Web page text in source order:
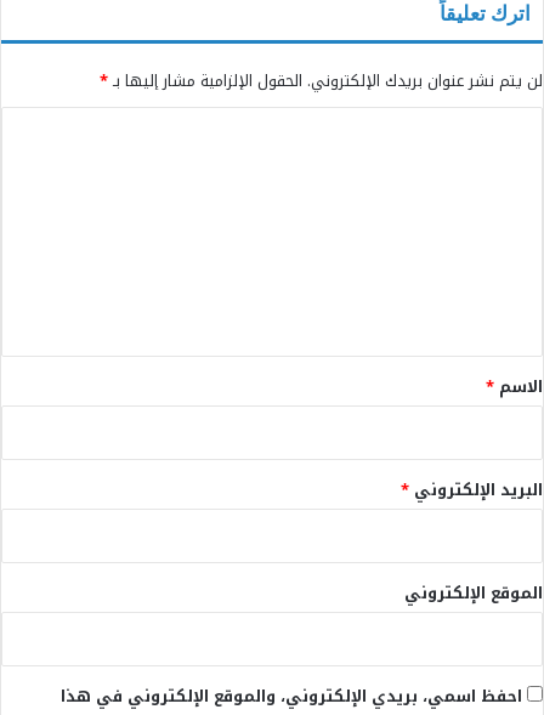
اترك تعليقاً
لن يتم نشر عنوان بريدك الإلكتروني. الحقول الإلزامية مشار إليها بـ*
*
الاسم *
البريد الإلكتروني *
الموقع الإلكتروني
احفظ اسمي، بريدي الإلكتروني، والموقع الإلكتروني في هذا